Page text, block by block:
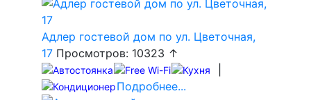
Адлер гостевой дом по ул. Цветочная,
17 Просмотров: 10323 ↑
Подробнее...